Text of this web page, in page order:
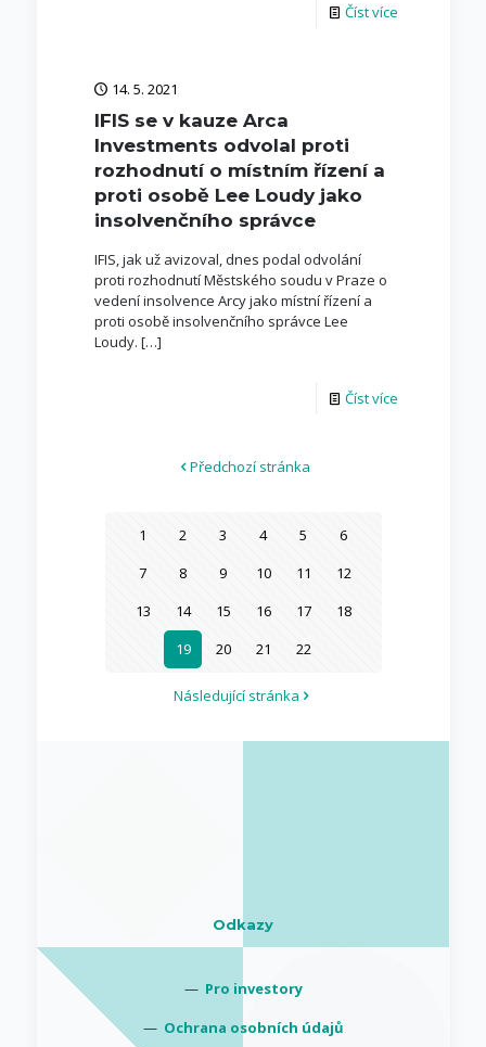
Číst více
14. 5. 2021
IFIS se v kauze Arca
Investments odvolal proti
rozhodnutí o místním řízení a
proti osobě Lee Loudy jako
insolvenčního správce
IFIS, jak už avizoval, dnes podal odvolání
proti rozhodnutí Městského soudu v Praze o
vedení insolvence Arcy jako místní řízení a
proti osobě insolvenčního správce Lee
Loudy. […]
Číst více
Předchozí stránka
1 2 3 4 5
6
7
8 9 10 11
12
13
14 15 16 17
18
19
20 21 22
Následující stránka
Odkazy
— Pro investory
— Ochrana osobních údajů